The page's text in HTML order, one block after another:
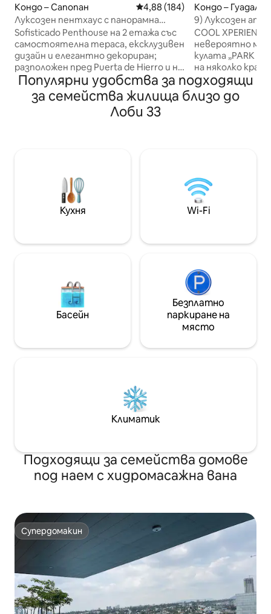
Кондо – Сапопан Средна оценка: 4,88 от 5,
4,88 (184)
Луксозен пентхаус с панорамна
гледка, 2 етажа, климатик
Sofisticado Penthouse на 2 етажа със
самостоятелна тераса, ексклузивен
дизайн и елегантно декориран;
разположен пред Puerta de Hierro и на
5 минути от търговски центрове:
Andares, Landmark, Real Center.
Самостоятелен Мирадор - Тераза на
втория етаж с всекидневна,
телевизора и всички необходими
мебели за комфортен престой.
Посетителите не са разрешени.
Кондо –
9) Луксозен
добре
COOL
невероятно
кулата „PARK
на няколко
от най-
Гуадалахара. В
намерите
„Пабелон “: -
батут Skyfun,
ресторанти.
Популярни удобства за подходящи
за семейства жилища близо до
Лоби 33
Кухня Wi-Fi
Басейн
Безплатно
паркиране на
място
Климатик
Подходящи за семейства домове
под наем с хидромасажна вана
Супердомакин
Супердомакин